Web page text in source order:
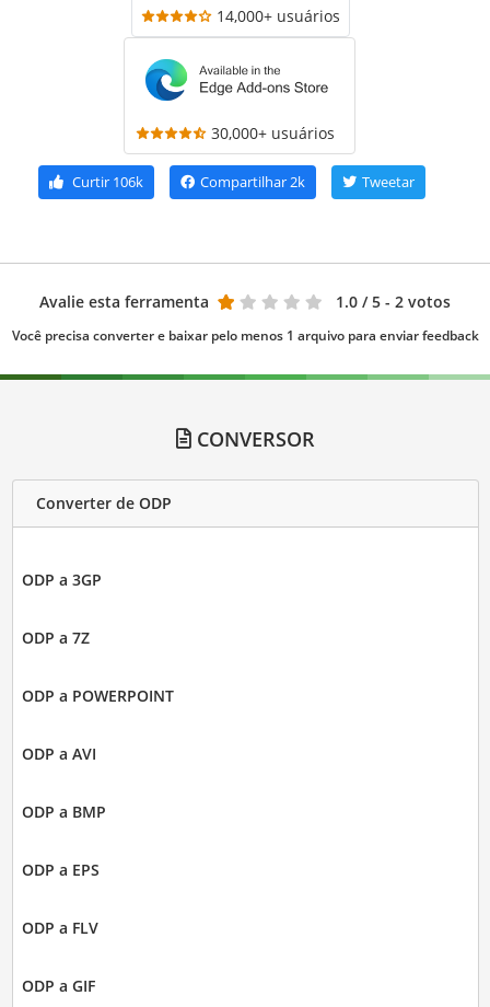
14,000+ usuários
30,000+ usuários
Curtir 106k Compartilhar2k Tweetar
Avalie esta ferramenta 1.0 / 5 - 2 votos
Você precisa converter e baixar pelo menos 1 arquivo para enviar feedback
CONVERSOR
Converter de ODP
ODP a 3GP
ODP a 7Z
ODP a POWERPOINT
ODP a AVI
ODP a BMP
ODP a EPS
ODP a FLV
ODP a GIF